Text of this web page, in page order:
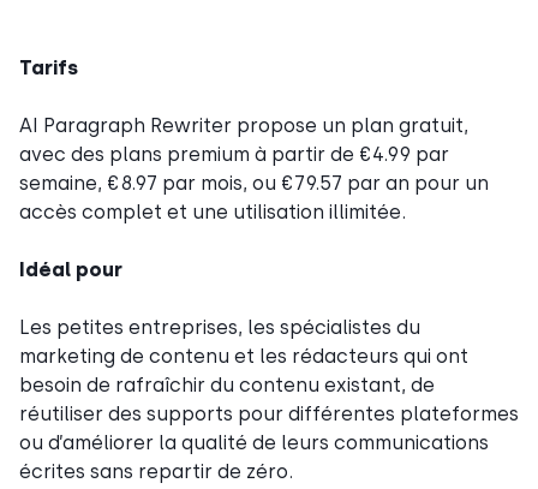
Tarifs
AI Paragraph Rewriter propose un plan gratuit,
avec des plans premium à partir de €4.99 par
semaine, €8.97 par mois, ou €79.57 par an pour un
accès complet et une utilisation illimitée.
Idéal pour
Les petites entreprises, les spécialistes du
marketing de contenu et les rédacteurs qui ont
besoin de rafraîchir du contenu existant, de
réutiliser des supports pour différentes plateformes
ou d’améliorer la qualité de leurs communications
écrites sans repartir de zéro.